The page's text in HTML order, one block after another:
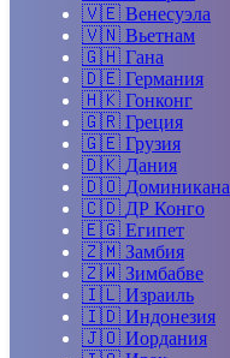
🇻🇪 Венесуэла
🇻🇳 Вьетнам
🇬🇭 Гана
🇩🇪 Германия
🇭🇰 Гонконг
🇬🇷 Греция
🇬🇪 Грузия
🇩🇰 Дания
🇩🇴 Доминикана
🇨🇩 ДР Конго
🇪🇬 Египет
🇿🇲 Замбия
🇿🇼 Зимбабве
🇮🇱 Израиль
🇮🇩 Индонезия
🇯🇴 Иордания